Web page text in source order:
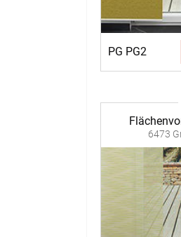
PG PG2
6473